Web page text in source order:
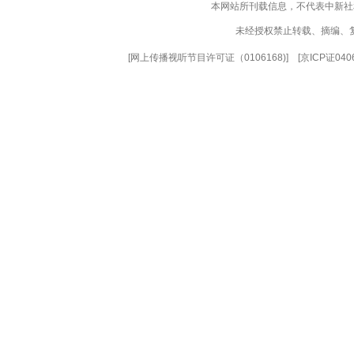
本网站所刊载信息，不代表中新
未经授权禁止转载、摘编、
[网上传播视听节目许可证（0106168)] [京ICP证